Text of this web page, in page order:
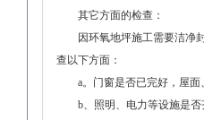
其它方面的检查：
因环氧地坪施工需要洁净封
查以下方面：
a。门窗是否已完好，屋面
b、照明、电力等设施是否